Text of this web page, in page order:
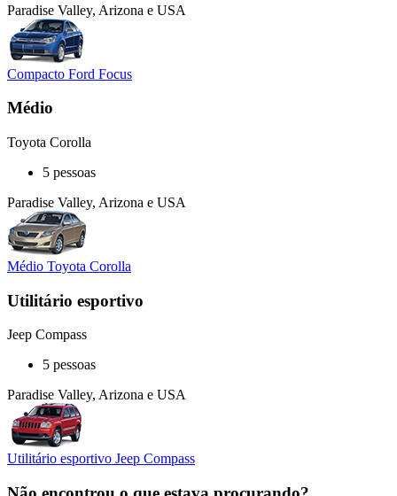
Paradise Valley, Arizona e USA
Compacto Ford Focus
Médio
Toyota Corolla
5 pessoas
Paradise Valley, Arizona e USA
Médio Toyota Corolla
Utilitário esportivo
Jeep Compass
5 pessoas
Paradise Valley, Arizona e USA
Utilitário esportivo Jeep Compass